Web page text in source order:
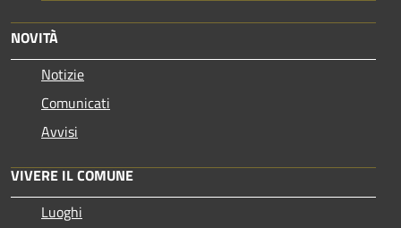
NOVITÀ
Notizie
Comunicati
Avvisi
VIVERE IL COMUNE
Luoghi